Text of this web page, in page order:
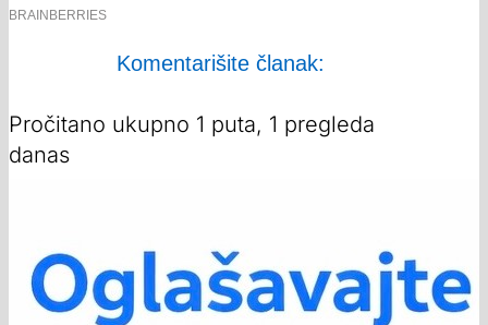
Komentarišite članak:
Pročitano ukupno 1 puta, 1 pregleda
danas